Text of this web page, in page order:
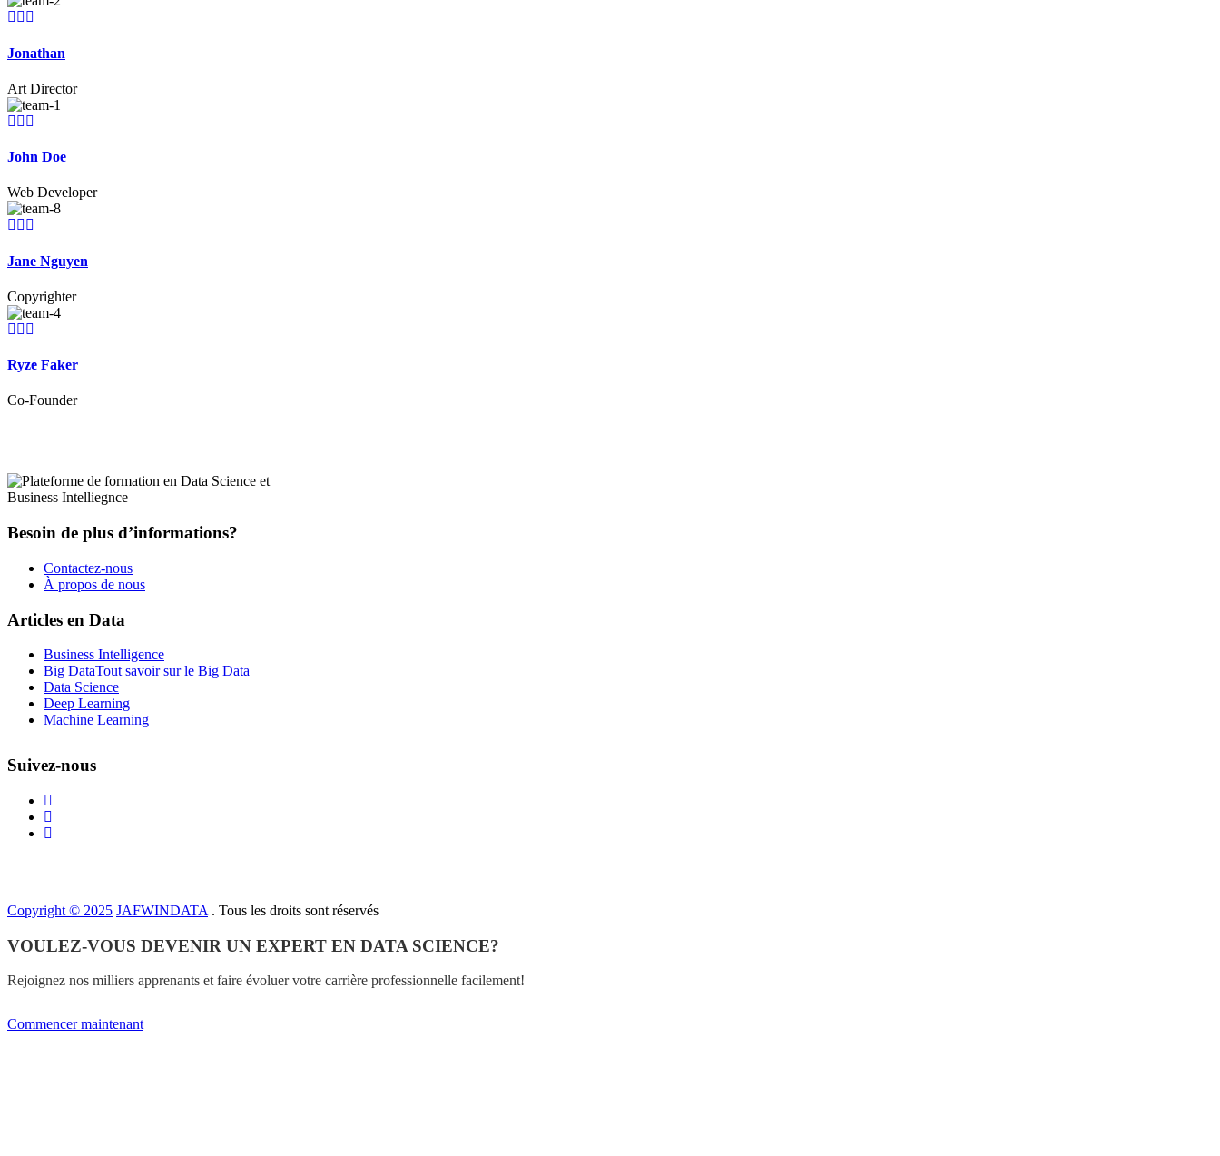
Jonathan
Art Director
John Doe
Web Developer
Jane Nguyen
Copyrighter
Ryze Faker
Co-Founder
Besoin de plus d’informations?
Contactez-nous
À propos de nous
Articles en Data
Business Intelligence
Big DataTout savoir sur le Big Data
Data Science
Deep Learning
Machine Learning
Suivez-nous
Copyright © 2025 JAFWINDATA . Tous les droits sont réservés
VOULEZ-VOUS DEVENIR UN EXPERT EN DATA SCIENCE?
Rejoignez nos milliers apprenants et faire évoluer votre carrière professionnelle facilement!
Commencer maintenant